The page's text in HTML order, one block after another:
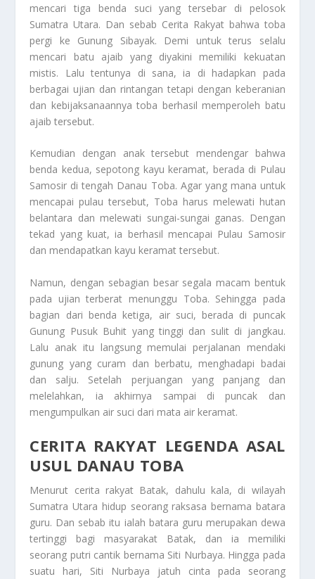
mencari tiga benda suci yang tersebar di pelosok
Sumatra Utara. Dan sebab Cerita Rakyatbahwa toba
pergi ke Gunung Sibayak. Demi untuk terus selalu
mencari batu ajaib yang diyakini memiliki kekuatan
mistis. Lalu tentunya di sana, ia di hadapkan pada
berbagai ujian dan rintangan tetapi dengan keberanian
dan kebijaksanaannya toba berhasil memperoleh batu
ajaib tersebut.
Kemudian dengan anak tersebut mendengar bahwa
benda kedua, sepotong kayu keramat, berada di Pulau
Samosir di tengah Danau Toba. Agar yang mana untuk
mencapai pulau tersebut, Toba harus melewati hutan
belantara dan melewati sungai-sungai ganas. Dengan
tekad yang kuat, ia berhasil mencapai Pulau Samosir
dan mendapatkan kayu keramat tersebut.
Namun, dengan sebagian besar segala macam bentuk
pada ujian terberat menunggu Toba. Sehingga pada
bagian dari benda ketiga, air suci, berada di puncak
Gunung Pusuk Buhit yang tinggi dan sulit di jangkau.
Lalu anak itu langsung memulai perjalanan mendaki
gunung yang curam dan berbatu, menghadapi badai
dan salju. Setelah perjuangan yang panjang dan
melelahkan, ia akhirnya sampai di puncak dan
mengumpulkan air suci dari mata air keramat.
CERITA RAKYAT LEGENDA ASAL
USUL DANAU TOBA
Menurut cerita rakyat Batak, dahulu kala, di wilayah
Sumatra Utara hidup seorang raksasa bernama batara
guru. Dan sebab itu ialah batara guru merupakan dewa
tertinggi bagi masyarakat Batak, dan ia memiliki
seorang putri cantik bernama Siti Nurbaya. Hingga pada
suatu hari, Siti Nurbaya jatuh cinta pada seorang